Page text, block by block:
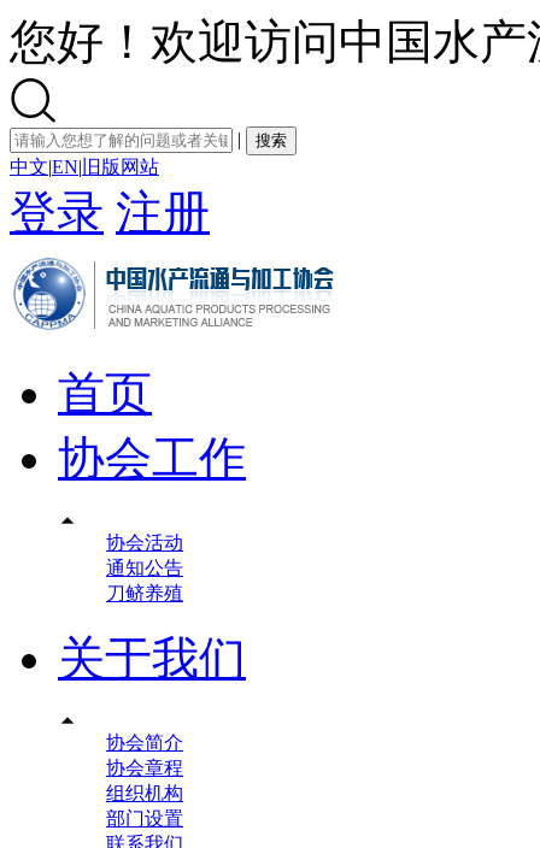
您好！欢迎访问中国水

| 搜索
中文|EN| 旧版网站
登录 注册
首页
协会工作

协会活动
通知公告
刀鲚养殖
关于我们

协会简介
协会章程
组织机构
部门设置
联系我们